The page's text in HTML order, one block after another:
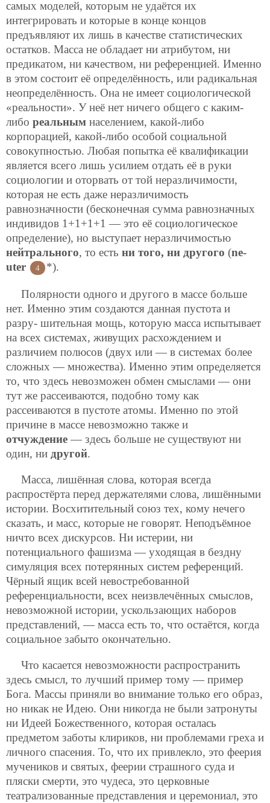
самых моделей, которым не удаётся их
интегрировать и которые в конце концов
предъявляют их лишь в качестве статистических
остатков. Масса не обладает ни атрибутом, ни
предикатом, ни качеством, ни референцией. Именно
в этом состоит её определённость, или радикальная
неопределённость. Она не имеет социологической
«реальности». У неё нет ничего общего с каким-
либо реальным населением, какой-либо
корпорацией, какой-либо особой социальной
совокупностью. Любая попытка её квалификации
является всего лишь усилием отдать её в руки
социологии и оторвать от той неразличимости,
которая не есть даже неразличимость
равнозначности (бесконечная сумма равнозначных
индивидов 1+1+1+1 — это её социологическое
определение), но выступает неразличимостью
нейтрального, то есть ни того, ни другого (ne-
uter
4 *).
Полярности одного и другого в массе больше
нет. Именно этим создаются данная пустота и
разру- шительная мощь, которую масса испытывает
на всех системах, живущих расхождением и
различием полюсов (двух или — в системах более
сложных — множества). Именно этим определяется
то, что здесь невозможен обмен смыслами — они
тут же рассеиваются, подобно тому как
рассеиваются в пустоте атомы. Именно по этой
причине в массе невозможно также и
отчуждение — здесь больше не существуют ни
один, ни другой.
Масса, лишённая слова, которая всегда
распростёрта перед держателями слова, лишёнными
истории. Восхитительный союз тех, кому нечего
сказать, и масс, которые не говорят. Неподъёмное
ничто всех дискурсов. Ни истерии, ни
потенциального фашизма — уходящая в бездну
симуляция всех потерянных систем референций.
Чёрный ящик всей невостребованной
референциальности, всех неизвлечённых смыслов,
невозможной истории, ускользающих наборов
представлений, — масса есть то, что остаётся, когда
социальное забыто окончательно.
Что касается невозможности распространить
здесь смысл, то лучший пример тому — пример
Бога. Массы приняли во внимание только его образ,
но никак не Идею. Они никогда не были затронуты
ни Идеей Божественного, которая осталась
предметом заботы клириков, ни проблемами греха и
личного спасения. То, что их привлекло, это феерия
мучеников и святых, феерии страшного суда и
пляски смерти, это чудеса, это церковные
театрализованные представления и церемониал, это